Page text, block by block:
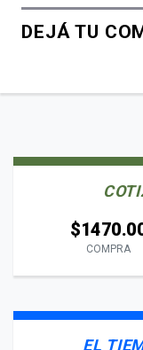
DEJÁ TU
COMPRA
EL